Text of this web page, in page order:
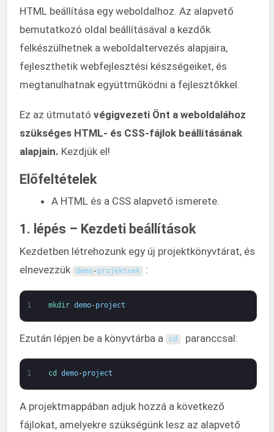
HTML beállítása egy weboldalhoz. Az alapvető
bemutatkozó oldal beállításával a kezdők
felkészülhetnek a weboldaltervezés alapjaira,
fejleszthetik webfejlesztési készségeiket, és
megtanulhatnak együttműködni a fejlesztőkkel.
Ez az útmutató végigvezeti Önt a weboldalához
szükséges HTML- és CSS-fájlok beállításának
alapjain. Kezdjük el!
Előfeltételek
A HTML és a CSS alapvető ismerete.
1. lépés – Kezdeti beállítások
Kezdetben létrehozunk egy új projektkönyvtárat, és
elnevezzük
demo- projektnek :
1 mkdir demo-project
Ezután lépjen be a könyvtárba a cd paranccsal:
1 cd demo-project
A projektmappában adjuk hozzá a következő
fájlokat, amelyekre szükségünk lesz az alapvető